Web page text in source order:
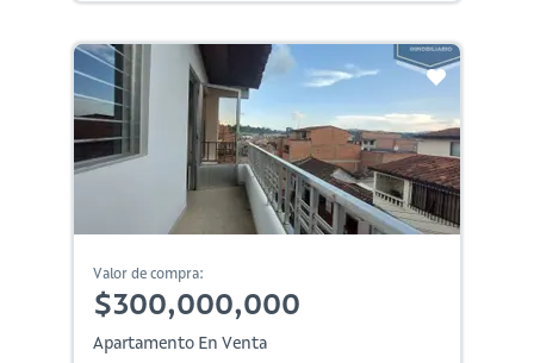
Valor de compra:
$300,000,000
Apartamento En Venta